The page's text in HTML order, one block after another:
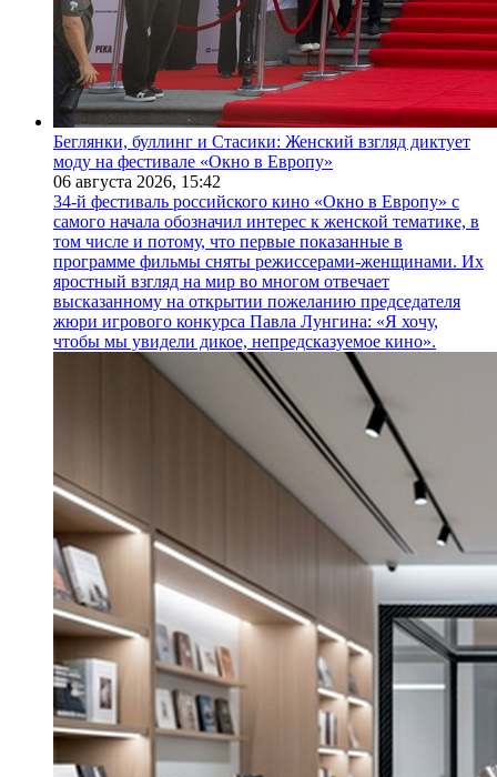
Беглянки, буллинг и Стасики: Женский взгляд диктует
моду на фестивале «Окно в Европу»
06 августа 2026, 15:42
34-й фестиваль российского кино «Окно в Европу» с
самого начала обозначил интерес к женской тематике, в
том числе и потому, что первые показанные в
программе фильмы сняты режиссерами-женщинами. Их
яростный взгляд на мир во многом отвечает
высказанному на открытии пожеланию председателя
жюри игрового конкурса Павла Лунгина: «Я хочу,
чтобы мы увидели дикое, непредсказуемое кино».